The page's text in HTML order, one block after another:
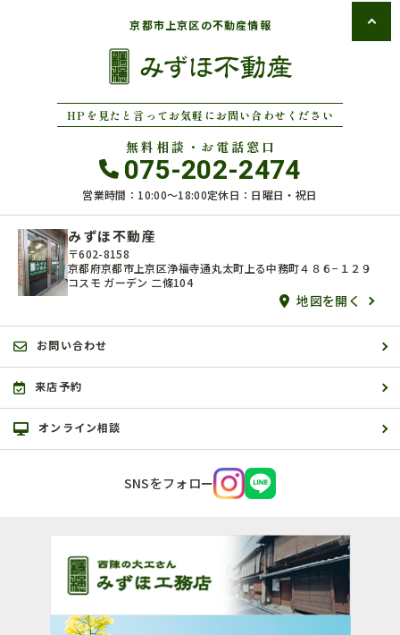
京都市上京区の不動産情報
HPを見たと言ってお気軽にお問い合わせください
無料相談・お電話窓口
075-202-2474
営業時間：10:00〜18:00定休日：日曜日・祝日
みずほ不動産
〒602-8158
京都府京都市上京区浄福寺通丸太町上る中務町４８６−１２９
コスモ ガーデン 二條104
地図を開く
お問い合わせ
来店予約
オンライン相談
SNSをフォロー